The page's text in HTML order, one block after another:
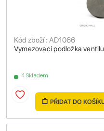
Vymezovací podložka
Kód zboží : AD1066
4 Skladem
PŘIDAT DO